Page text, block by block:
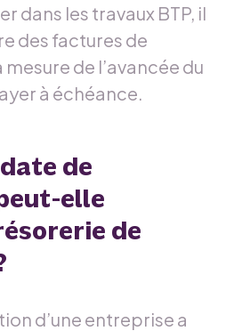
dans les travaux BTP, il
des factures de
de l’avancée du
à échéance.
de
elle
de
d’une entreprise a